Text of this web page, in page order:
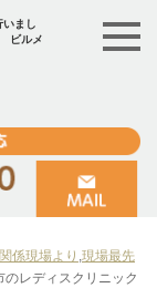
まし
ビルメ
係現場より ,現場最先
レディスクリニック